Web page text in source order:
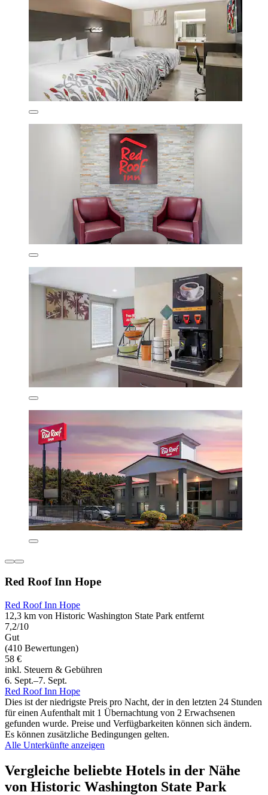
Red Roof Inn Hope
Red Roof Inn Hope
12,3 km von Historic Washington State Park entfernt
7,2/10
Gut
(410 Bewertungen)
58 €
inkl. Steuern & Gebühren
6. Sept.–7. Sept.
Red Roof Inn Hope
Dies ist der niedrigste Preis pro Nacht, der in den letzten 24 Stunden
für einen Aufenthalt mit 1 Übernachtung von 2 Erwachsenen
gefunden wurde. Preise und Verfügbarkeiten können sich ändern.
Es können zusätzliche Bedingungen gelten.
Alle Unterkünfte anzeigen
Vergleiche beliebte Hotels in der Nähe
von Historic Washington State Park